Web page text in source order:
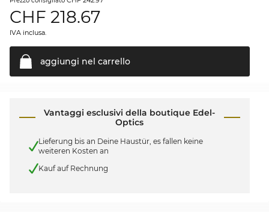
CHF 218.67
IVA inclusa.
aggiungi nel carrello
Vantaggi esclusivi della boutique Edel-
Optics
Lieferung bis an Deine Haustür, es fallen keine
weiteren Kosten an
Kauf auf Rechnung